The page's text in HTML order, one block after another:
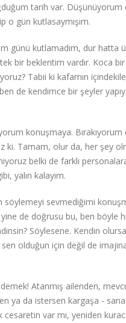
tarih var. Düşünüyorum
o gün kutlasaymışım.
günü kutlamadım, dur hatta
bir beklentim vardır. Koca
Tabii ki kafamın
de kendimce bir şeyler
konuşmaya. Bırakıyorum
ki. Tamam, olur da, her şey
belki de farklı
yalın kalayım.
söylemeyi sevmediğimi
de doğrusu bu, ben böyle
Söylesene. Kendin
olduğun için değil de
Atanmış ailenden,
ya da istersen kargaşa -
var mı, yeniden